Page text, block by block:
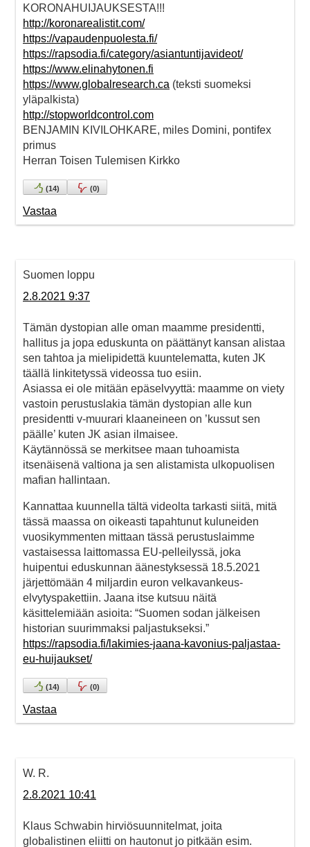
KORONAHUIJAUKSESTA!!!
http://koronarealistit.com/
https://vapaudenpuolesta.fi/
https://rapsodia.fi/category/asiantuntijavideot/
https://www.elinahytonen.fi
https://www.globalresearch.ca (teksti suomeksi
yläpalkista)
http://stopworldcontrol.com
BENJAMIN KIVILOHKARE, miles Domini, pontifex
primus
Herran Toisen Tulemisen Kirkko
(14) (0)
Vastaa
Suomen loppu
2.8.2021 9:37
Tämän dystopian alle oman maamme presidentti,
hallitus ja jopa eduskunta on päättänyt kansan alistaa
sen tahtoa ja mielipidettä kuuntelematta, kuten JK
täällä linkitetyssä videossa tuo esiin.
Asiassa ei ole mitään epäselvyyttä: maamme on viety
vastoin perustuslakia tämän dystopian alle kun
presidentti v-muurari klaaneineen on ’kussut sen
päälle’ kuten JK asian ilmaisee.
Käytännössä se merkitsee maan tuhoamista
itsenäisenä valtiona ja sen alistamista ulkopuolisen
mafian hallintaan.
Kannattaa kuunnella tältä videolta tarkasti siitä, mitä
tässä maassa on oikeasti tapahtunut kuluneiden
vuosikymmenten mittaan tässä perustuslaimme
vastaisessa laittomassa EU-pelleilyssä, joka
huipentui eduskunnan äänestyksessä 18.5.2021
järjettömään 4 miljardin euron velkavankeus-
elvytyspakettiin. Jaana itse kutsuu näitä
käsittelemiään asioita: “Suomen sodan jälkeisen
historian suurimmaksi paljastukseksi.”
https://rapsodia.fi/lakimies-jaana-kavonius-paljastaa-
eu-huijaukset/
(14) (0)
Vastaa
W. R.
2.8.2021 10:41
Klaus Schwabin hirviösuunnitelmat, joita
globalistinen eliitti on hautonut jo pitkään esim.